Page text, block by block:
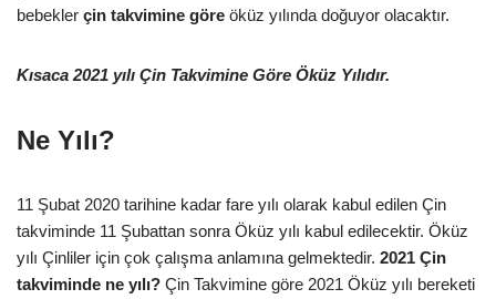
bebekler çin takvimine göre öküz yılında doğuyor olacaktır.
Kısaca 2021 yılı Çin Takvimine Göre Öküz Yılıdır.
Ne Yılı?
11 Şubat 2020 tarihine kadar fare yılı olarak kabul edilen Çin
takviminde 11 Şubattan sonra Öküz yılı kabul edilecektir. Öküz
yılı Çinliler için çok çalışma anlamına gelmektedir. 2021 Çin
takviminde ne yılı? Çin Takvimine göre 2021 Öküz yılı bereketi